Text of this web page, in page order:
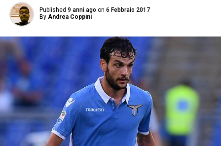
Published 9 anni ago on 6 Febbraio 2017
By Andrea Coppini